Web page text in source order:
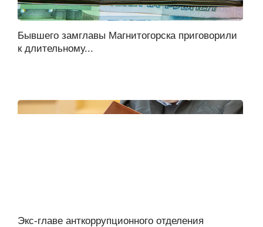
Бывшего замглавы Магнитогорска приговорили
к длительному...
Экс-главе анткоррупционного отделения